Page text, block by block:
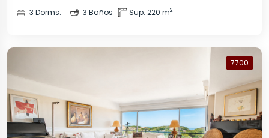
3 Dorms. 3 Baños Sup. 220 m2
7700